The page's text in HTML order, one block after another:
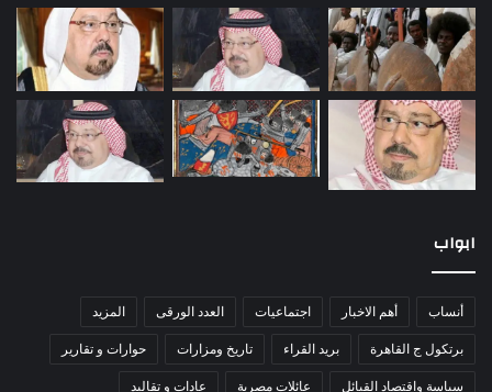
ابواب
أنساب أهم الاخبار اجتماعيات العدد الورقى المزيد
برتكول ج القاهرة بريد القراء تاريخ ومزارات حوارات و تقارير
سياسة واقتصاد القبائل عائلات مصرية عادات و تقاليد